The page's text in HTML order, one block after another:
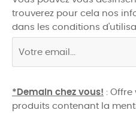
trouverez pour cela nos
dans les conditions
*Demain chez vous! : Offre
produits contenant la